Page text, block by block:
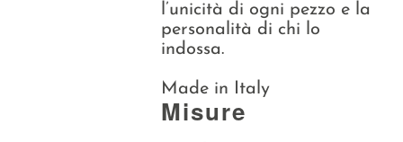
l’unicità di ogni pezzo e la
personalità di chi lo
indossa.
Made in Italy
Misure